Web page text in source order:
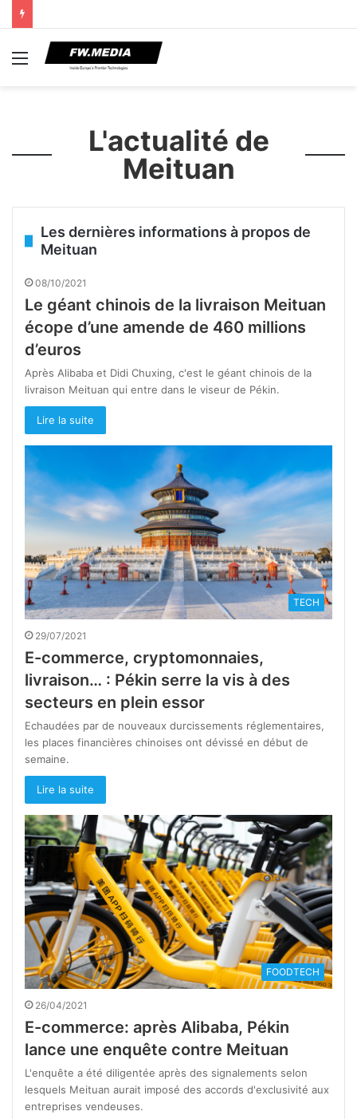
Menu
L'actualité de
Meituan
Les dernières informations à propos de
Meituan
08/10/2021
Le géant chinois de la livraison Meituan
écope d’une amende de 460 millions
d’euros
Après Alibaba et Didi Chuxing, c'est le géant chinois de la
livraison Meituan qui entre dans le viseur de Pékin.
Lire la suite
TECH
29/07/2021
E-commerce, cryptomonnaies,
livraison… : Pékin serre la vis à des
secteurs en plein essor
Echaudées par de nouveaux durcissements réglementaires,
les places financières chinoises ont dévissé en début de
semaine.
Lire la suite
FOODTECH
26/04/2021
E-commerce: après Alibaba, Pékin
lance une enquête contre Meituan
L'enquête a été diligentée après des signalements selon
lesquels Meituan aurait imposé des accords d'exclusivité aux
entreprises vendeuses.